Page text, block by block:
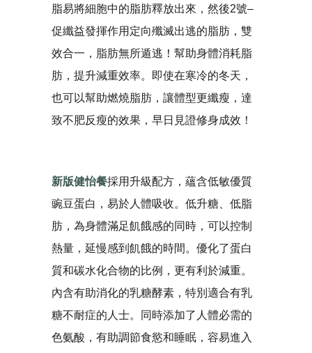
脂易將細胞中的脂肪釋放出來，然後2號–
促纖益發揮作用定向殲滅出逃的脂肪，雙
效合一，脂肪無所遁逃！幫助身體消耗脂
肪，提升減重效率。即使在寒冷的冬天，
也可以幫助燃燒脂肪，讓體型更纖瘦，達
致不肥反瘦的效果，早日見證修身成效！
新版健怡餐採用升級配方，蘊含低敏優質
豌豆蛋白，易於人體吸收。低升糖、低脂
肪，為身體滿足飢餓感的同時，可以控制
熱量，延慢感到飢餓的時間。優化了蛋白
質和碳水化合物的比例，更有利於減重。
內含有助消化的乳糖酵素，特別適合有乳
糖不耐症的人士。同時添加了人體必需的
色氨酸，有助調節食慾和睡眠，容易進入